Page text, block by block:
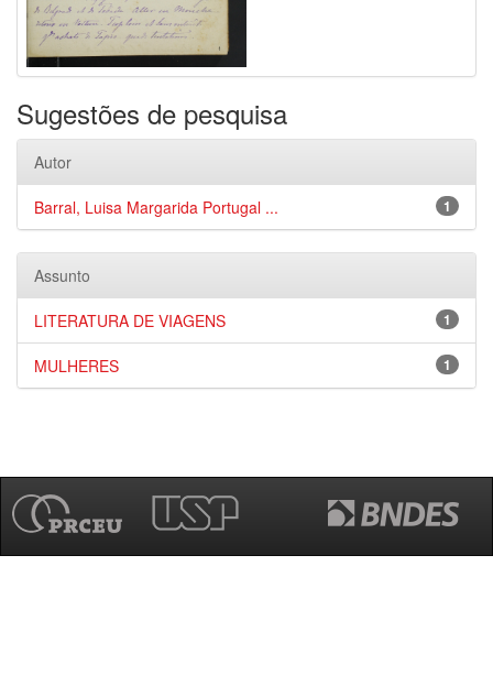
Sugestões de pesquisa
Autor
1
Barral, Luisa Margarida Portugal ...
Assunto
1
LITERATURA DE VIAGENS
1
MULHERES